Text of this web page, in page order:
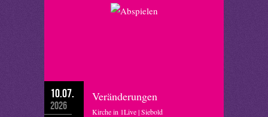
10.07.
2026
Veränderungen
Kirche in 1Live | Siebold